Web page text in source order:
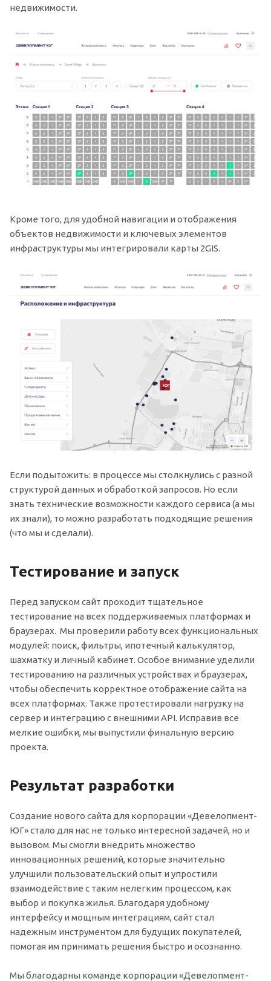
недвижимости.
Кроме того, для удобной навигации и отображения
объектов недвижимости и ключевых элементов
инфраструктуры мы интегрировали карты 2GIS.
Если подытожить: в процессе мы столкнулись с разной
структурой данных и обработкой запросов. Но если
знать технические возможности каждого сервиса (а мы
их знали), то можно разработать подходящие решения
(что мы и сделали).
Тестирование и запуск
Перед запуском сайт проходит тщательное
тестирование на всех поддерживаемых платформах и
браузерах. Мы проверили работу всех функциональных
модулей: поиск, фильтры, ипотечный калькулятор,
шахматку и личный кабинет. Особое внимание уделили
тестированию на различных устройствах и браузерах,
чтобы обеспечить корректное отображение сайта на
всех платформах. Также протестировали нагрузку на
сервер и интеграцию с внешними API. Исправив все
мелкие ошибки, мы выпустили финальную версию
проекта.
Результат разработки
Создание нового сайта для корпорации «Девелопмент-
ЮГ» стало для нас не только интересной задачей, но и
вызовом. Мы смогли внедрить множество
инновационных решений, которые значительно
улучшили пользовательский опыт и упростили
взаимодействие с таким нелегким процессом, как
выбор и покупка жилья. Благодаря удобному
интерфейсу и мощным интеграциям, сайт стал
надежным инструментом для будущих покупателей,
помогая им принимать решения быстро и осознанно.
Мы благодарны команде корпорации «Девелопмент-